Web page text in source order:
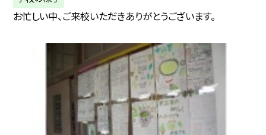
お忙しい中、ご来校いただきありがとうございます。